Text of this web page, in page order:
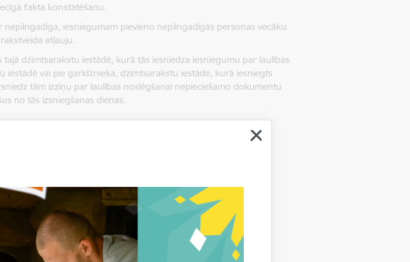
fakta konstatēšanu.
nepilngadīga, iesniegumam pievieno nepilngadīgās personas vecāku
atļauju.
dzimtsarakstu iestādē, kurā tās iesniedza iesniegumu par laulības
iestādē vai pie garīdznieka, dzimtsarakstu iestāde, kurā iesniegts
tām izziņu par laulības noslēgšanai nepieciešamo dokumentu
no tās izsniegšanas dienas.
pašvaldības domes 27.04.2022. lēmumu
Smiltenes novada Dzimtsarakstu nodaļai